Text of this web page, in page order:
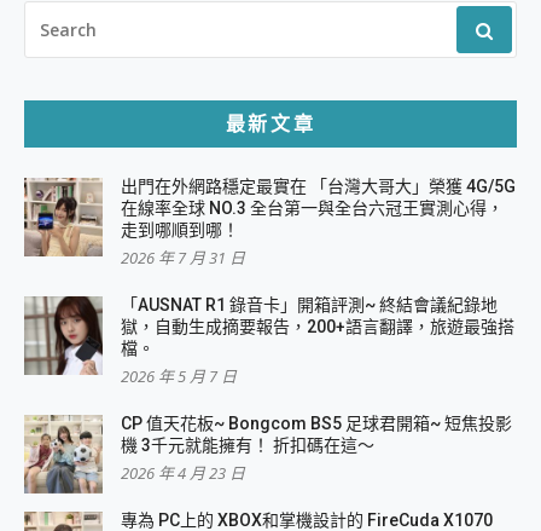
FOR:
最新文章
出門在外網路穩定最實在 「台灣大哥大」榮獲 4G/5G
在線率全球 NO.3 全台第一與全台六冠王實測心得，
走到哪順到哪！
2026 年 7 月 31 日
「AUSNAT R1 錄音卡」開箱評測~ 終結會議紀錄地
獄，自動生成摘要報告，200+語言翻譯，旅遊最強搭
檔。
2026 年 5 月 7 日
CP 值天花板~ Bongcom BS5 足球君開箱~ 短焦投影
機 3千元就能擁有！ 折扣碼在這～
2026 年 4 月 23 日
專為 PC上的 XBOX和掌機設計的 FireCuda X1070